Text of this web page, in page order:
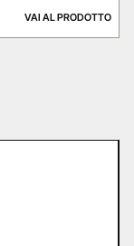
VAI AL PRODOTTO